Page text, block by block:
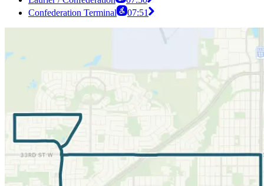
Confederation Terminal
07:51